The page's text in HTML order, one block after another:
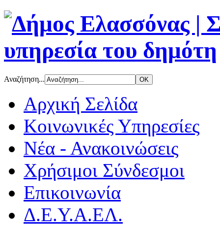
Αναζήτηση...
Αρχική Σελίδα
Κοινωνικές Υπηρεσίες
Νέα - Ανακοινώσεις
Χρήσιμοι Σύνδεσμοι
Επικοινωνία
Δ.Ε.Υ.Α.ΕΛ.